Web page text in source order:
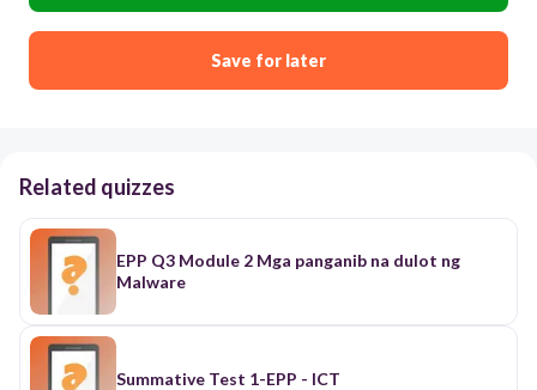
Save for later
Related quizzes
EPP Q3 Module 2 Mga panganib na dulot ng
Malware
Summative Test 1-EPP - ICT